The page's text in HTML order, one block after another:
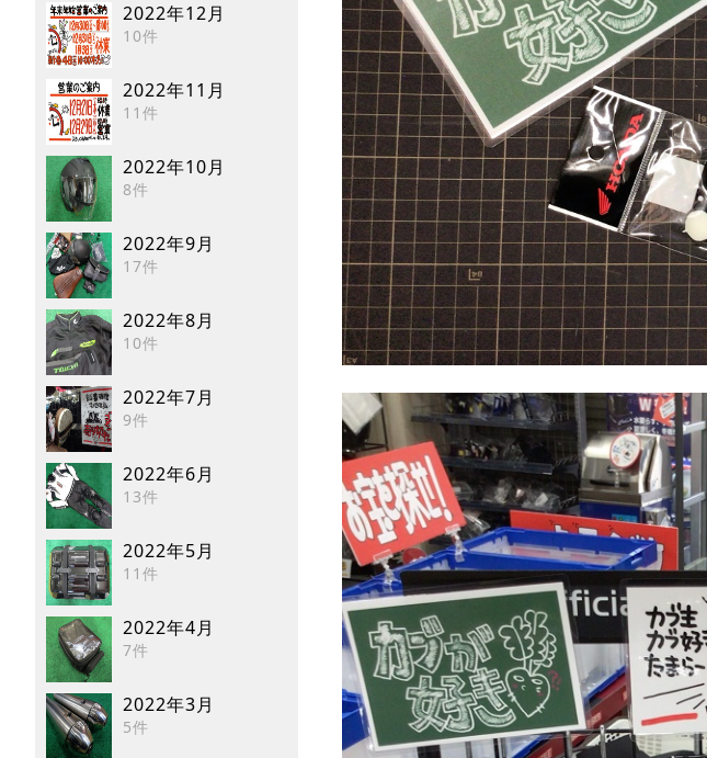
2022年12月
10件
2022年11月
11件
2022年10月
8件
2022年9月
17件
2022年8月
10件
2022年7月
9件
2022年6月
13件
2022年5月
11件
2022年4月
7件
2022年3月
5件